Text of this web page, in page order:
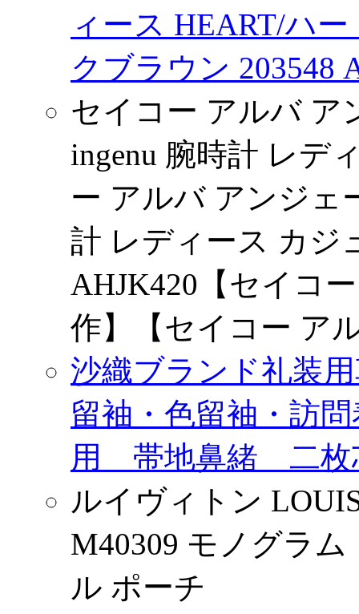
ィース HEART/ハ
クブラウン 203548
セイコー アルバ ア
ingenu 腕時計 レデ
ー アルバ アンジェ
計 レディース カジ
AHJK420【セイコ
作】【セイコー ア
沙織ブランド礼装
留袖・色留袖・訪
用 帯地鼻緒 二枚
ルイヴィトン
M40309 モノグラ
ル ポーチ